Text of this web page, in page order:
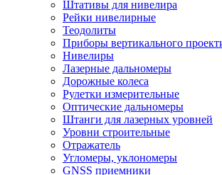
Штативы для нивелира
Рейки нивелирные
Теодолиты
Приборы вертикального
Нивелиры
Лазерные дальномеры
Дорожные колеса
Рулетки измерительные
Оптические дальномеры
Штанги для лазерных уровней
Уровни строительные
Отражатель
Угломеры, уклономеры
GNSS приемники